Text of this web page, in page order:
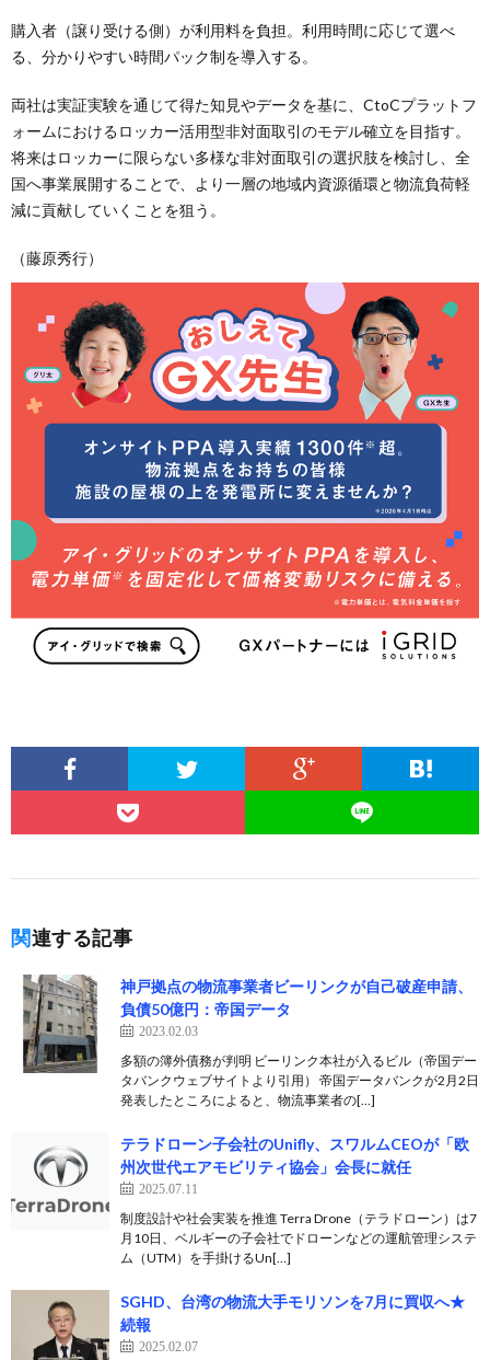
購入者（譲り受ける側）が利用料を負担。利用時間に応じて選べ
る、分かりやすい時間パック制を導入する。
両社は実証実験を通じて得た知見やデータを基に、CtoCプラットフ
ォームにおけるロッカー活用型非対面取引のモデル確立を目指す。
将来はロッカーに限らない多様な非対面取引の選択肢を検討し、全
国へ事業展開することで、より一層の地域内資源循環と物流負荷軽
減に貢献していくことを狙う。
（藤原秀行）
関連する記事
神戸拠点の物流事業者ビーリンクが自己破産申請、
負債50億円：帝国データ
2023.02.03
多額の簿外債務が判明 ビーリンク本社が入るビル（帝国デー
タバンクウェブサイトより引用） 帝国データバンクが2月2日
発表したところによると、物流事業者の[…]
テラドローン子会社のUnifly、スワルムCEOが「欧
州次世代エアモビリティ協会」会長に就任
2025.07.11
制度設計や社会実装を推進 Terra Drone（テラドローン）は7
月10日、ベルギーの子会社でドローンなどの運航管理システ
ム（UTM）を手掛けるUn[…]
SGHD、台湾の物流大手モリソンを7月に買収へ★
続報
2025.02.07